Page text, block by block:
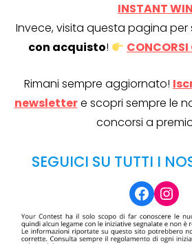
INSTANT WIN
Invece, visita questa pagina per
con acquisto!
Rimani sempre aggiornato!
newslettere scopri sempre le
concorsi a
SEGUICI SU TUTTI I